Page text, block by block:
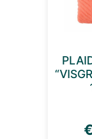
€